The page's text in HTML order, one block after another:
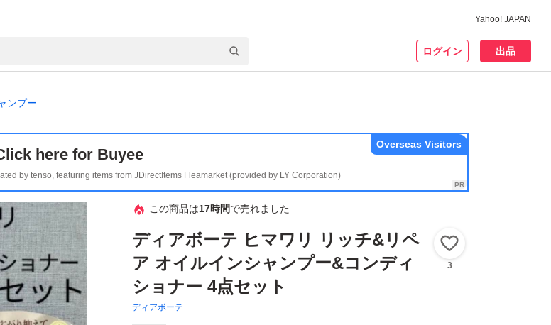
Yahoo! JAPAN
ログイン 出品
ンプー
here for Buyee
by tenso, featuring items from JDirectItems Fleamarket (provided by LY Corporation)
Overseas Visitors
この商品は17時間で売れました
ディアボーテ ヒマワリ リッチ&リペ
ア オイルインシャンプー&コンディ
ショナー 4点セット
ディアボーテ
3